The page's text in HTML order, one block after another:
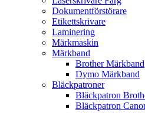
Dokumentförstörare
Etikettskrivare
Laminering
Märkmaskin
Märkband
Brother Märkband
Dymo Märkband
Bläckpatroner
Bläckpatron
Bläckpatron